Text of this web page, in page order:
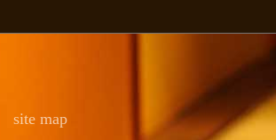
site map